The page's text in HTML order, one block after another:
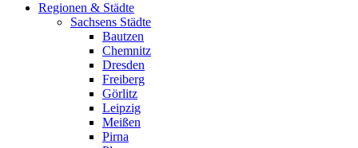
Regionen & Städte
Sachsens Städte
Bautzen
Chemnitz
Dresden
Freiberg
Görlitz
Leipzig
Meißen
Pirna